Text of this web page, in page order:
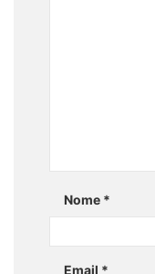
Nome *
Email *